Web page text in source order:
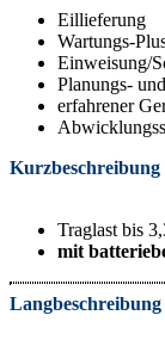
Eillieferung
Wartungs-
Einweisung/
Planungs-
erfahrener
Kurzbeschreibung
Traglast bis
mit
Langbeschreibung